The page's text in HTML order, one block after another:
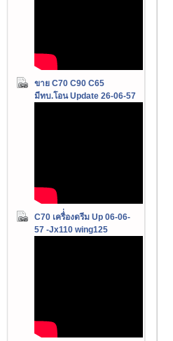
ขาย C70 C90 C65
มีทบ.โอน Update 26-06-57
C70 เครื่่องดรีม Up 06-06-
57 -Jx110 wing125